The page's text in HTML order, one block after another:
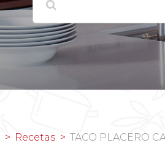
Recetas TACO PLACERO